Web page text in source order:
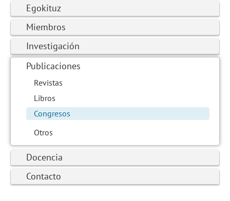
Egokituz
Miembros
Investigación
Publicaciones
Revistas
Libros
Congresos
Otros
Docencia
Contacto